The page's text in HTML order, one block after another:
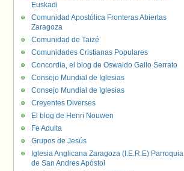
Euskadi
Comunidad Apostólica Fronteras Abiertas
Zaragoza
Comunidad de Taizé
Comunidades Cristianas Populares
Concordia, el blog de Oswaldo Gallo Serrato
Consejo Mundial de Iglesias
Consejo Mundial de Iglesias
Creyentes Diverses
El blog de Henri Nouwen
Fe Adulta
Grupos de Jesús
Iglesia Anglicana Zaragoza (I.E.R.E) Parroquia
de San Andres Apóstol